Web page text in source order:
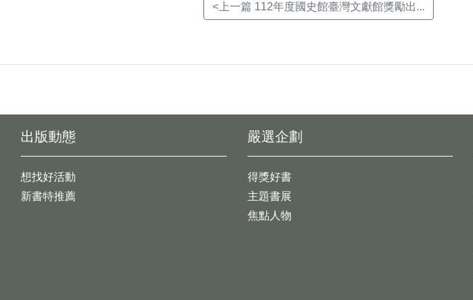
<上一篇 112年度國史館臺灣文獻館獎勵出...
出版動態
想找好活動
新書特推薦
嚴選企劃
得獎好書
主題書展
焦點人物